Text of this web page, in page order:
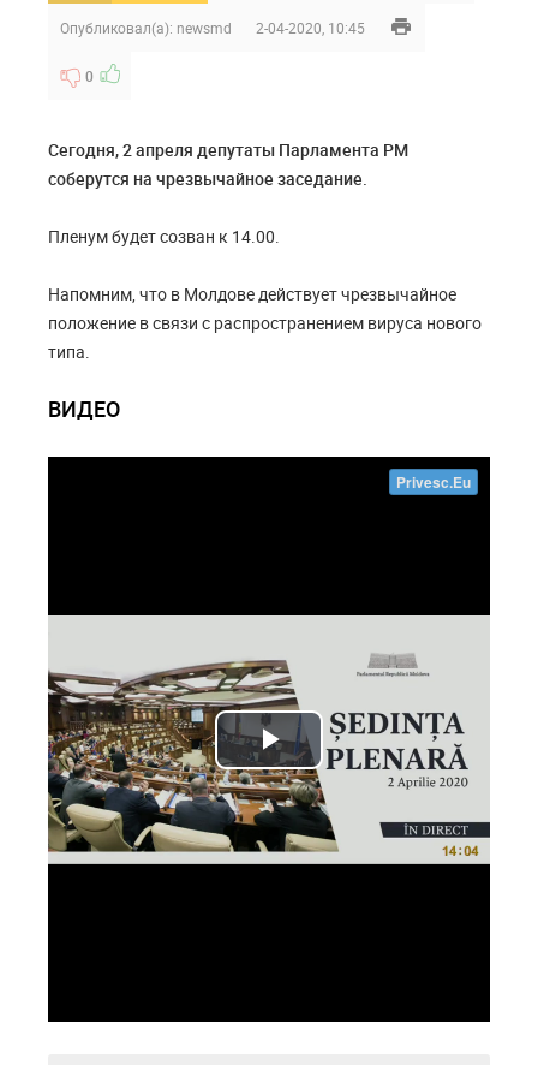
Опубликовал(а): newsmd 2-04-2020, 10:45
0
Сегодня, 2 апреля депутаты Парламента РМ
соберутся на чрезвычайное заседание.
Пленум будет созван к 14.00.
Напомним, что в Молдове действует чрезвычайное
положение в связи с распространением вируса нового
типа.
ВИДЕО